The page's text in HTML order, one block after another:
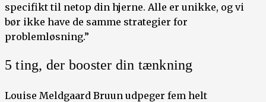
specifikt til netop din hjerne. Alle er unikke, og vi
bør ikke have de samme strategier for
problemløsning.”
5 ting, der booster din tænkning
Louise Meldgaard Bruun udpeger fem helt